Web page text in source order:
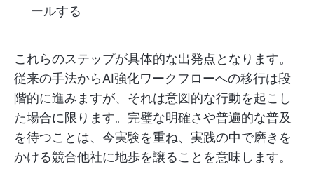
ールする
これらのステップが具体的な出発点となります。
従来の手法からAI強化ワークフローへの移行は段
階的に進みますが、それは意図的な行動を起こし
た場合に限ります。完璧な明確さや普遍的な普及
を待つことは、今実験を重ね、実践の中で磨きを
かける競合他社に地歩を譲ることを意味します。